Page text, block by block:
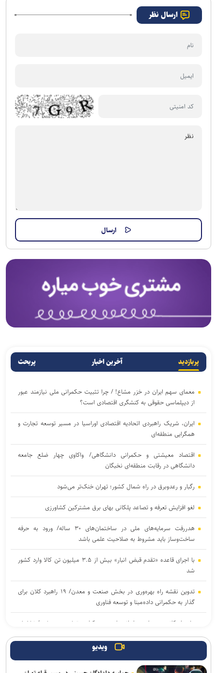
ارسال نظر
پربازدید آخرین اخبار پربحث
معمای سهم ایران در خزر مشاع! / چرا تثبیت حکمرانی ملی نیازمند عبور
از دیپلماسی حقوقی به کنشگری اقتصادی است؟
ایران، شریک راهبردی اتحادیه اقتصادی اوراسیا در مسیر توسعه تجارت و
همگرایی منطقه‌ای
اقتصاد معیشتی و حکمرانی دانشگاهی/ واکاوی چهار ضلع جامعه
دانشگاهی در رقابت منطقه‌ای نخبگان
رگبار و رعدوبرق در راه شمال کشور؛ تهران خنک‌تر می‌شود
لغو افزایش تعرفه و تصاعد پلکانی بهای برق مشترکین کشاورزی
هدررفت سرمایه‌های ملی در ساختمان‌های ۳۰ ساله/ ورود به حرفه
ساخت‌وساز باید مشروط به صلاحیت علمی باشد
با اجرای قاعده «تقدم قبض انبار» بیش از ۳.۵ میلیون تن کالا وارد کشور
شد
تدوین نقشه راه بهره‌وری در بخش صنعت و معدن/ ۱۹ راهبرد کلان برای
گذار به حکمرانی داده‌مبنا و توسعه فناوری
۱۰ هزار کانتینر متعلق به ایرانی‌ها در بندر کراچی ترخیص می‌شود/ تخفیف
ثبت رسمی معاملات غیرمنقول در ۱۴۳ شهرستان
ویدیو